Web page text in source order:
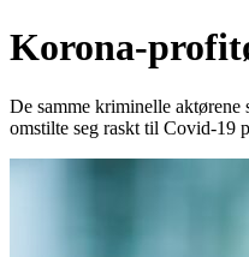
Korona-
De samme kriminelle aktørene
omstilte seg raskt til Covid-19